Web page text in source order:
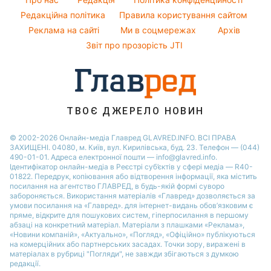
Кейт Міддлтон
Новини Запоріжжя
Новини Дніпра
Погода на завтра
Пилова буря
Редакційна політика
Правила користування сайтом
Реклама на сайті
Ми в соцмережах
Архів
Звіт про прозорість JTI
ТВОЄ ДЖЕРЕЛО НОВИН
© 2002-2026 Онлайн-медіа Главред GLAVRED.INFO. ВСІ ПРАВА
ЗАХИЩЕНІ. 04080, м. Київ, вул. Кирилівська, буд. 23. Телефон — (044)
490-01-01. Адреса електронної пошти — info@glavred.info.
Ідентифікатор онлайн-медіа в Реєстрі суб’єктів у сфері медіа — R40-
01822. Передрук, копіювання або відтворення інформації, яка містить
посилання на агентство ГЛАВРЕД, в будь-якій формi суворо
забороняється. Використання матеріалів «Главред» дозволяється за
умови посилання на «Главред». для інтернет-видань обов’язковим є
пряме, відкрите для пошукових систем, гіперпосилання в першому
абзаці на конкретний матеріал. Матеріали з плашками «Реклама»,
«Новини компаній», «Актуально», «Погляд», «Офіційно» публікуються
на комерційних або партнерських засадах. Точки зору, виражені в
матеріалах в рубриці "Погляди", не завжди збігаються з думкою
редакції.